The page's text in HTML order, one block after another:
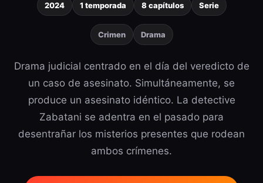
2024 1 temporada 8 capítulos Serie
Crimen Drama
Drama judicial centrado en el día del veredicto de
un caso de asesinato. Simultáneamente, se
produce un asesinato idéntico. La detective
Zabatani se adentra en el pasado para
desentrañar los misterios presentes que rodean
ambos crímenes.